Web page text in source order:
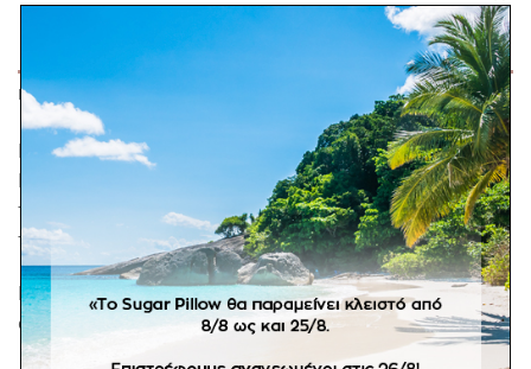
ΠΕΡΙΓΡΑΦΉ
Κεραμική μπομπονιέρα με αποξηραμένο ανθάκι.
Εμπνευσμένη από την ελληνική αγγειοπλαστική για να
προσφέρετε στους καλεσμένους σας. Στην τιμή
περιλαμβάνονται τα κουφέτα Χατζηγιαννάκη.
Η τιμή αφορά στο ένα τεμάχιο. Πωλείταιμόνοσε
συνδυασμό των τεσσάρων.